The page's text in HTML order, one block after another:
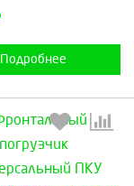
Подробнее